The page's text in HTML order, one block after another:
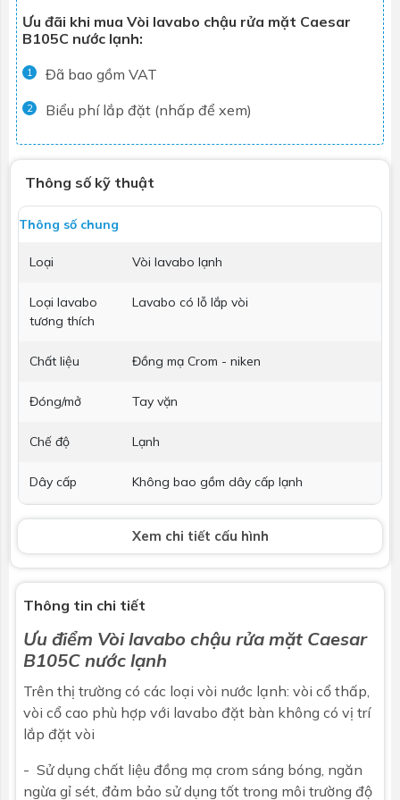
Ưu đãi khi mua Vòi lavabo chậu rửa mặt Caesar
B105C nước lạnh:
1 Đã bao gồm VAT
2 Biểu phí lắp đặt (nhấp để xem)
Thông số kỹ thuật
Thông số chung
Loại Vòi lavabo lạnh
Loại lavabo
tương thích
Lavabo có lỗ lắp vòi
Chất liệu Đồng mạ Crom - niken
Đóng/mở Tay vặn
Chế độ Lạnh
Dây cấp Không bao gồm dây cấp lạnh
Bộ xả Không bao gồm
theo
Bảo hành Nhấp để xem chính sách bảo hành
Xem chi tiết cấu hình
Thông tin chi tiết
Ưu điểm Vòi lavabo chậu rửa mặt Caesar
B105C nước lạnh
Trên thị trường có các loại vòi nước lạnh: vòi cổ thấp,
vòi cổ cao phù hợp với lavabo đặt bàn không có vị trí
lắp đặt vòi
- Sử dụng chất liệu đồng mạ crom sáng bóng, ngăn
ngừa gỉ sét, đảm bảo sử dụng tốt trong môi trường độ